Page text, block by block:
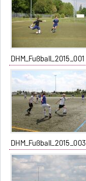
DHM_Fußball_2015_001
DHM_Fußball_2015_003